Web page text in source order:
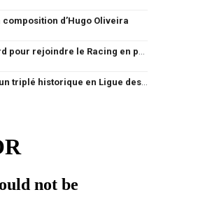
d’Hugo Oliveira